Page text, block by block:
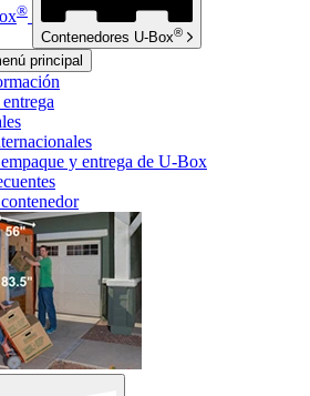
®
Contenedores U-Box®
principal
y entrega de U-Box